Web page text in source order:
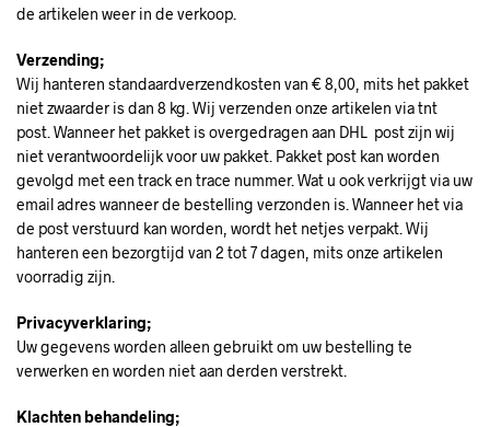
de artikelen weer in de verkoop.
Verzending;
Wij hanteren standaardverzendkosten van € 8,00, mits het pakket
niet zwaarder is dan 8 kg. Wij verzenden onze artikelen via tnt
post. Wanneer het pakket is overgedragen aan DHL post zijn wij
niet verantwoordelijk voor uw pakket. Pakket post kan worden
gevolgd met een track en trace nummer. Wat u ook verkrijgt via uw
email adres wanneer de bestelling verzonden is. Wanneer het via
de post verstuurd kan worden, wordt het netjes verpakt. Wij
hanteren een bezorgtijd van 2 tot 7 dagen, mits onze artikelen
voorradig zijn.
Privacyverklaring;
Uw gegevens worden alleen gebruikt om uw bestelling te
verwerken en worden niet aan derden verstrekt.
Klachten behandeling;